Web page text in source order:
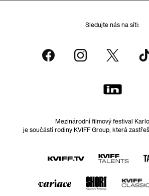
Sledujte nás na síti:
Mezinárodní filmový festival
je součástí rodiny KVIFF Group, která